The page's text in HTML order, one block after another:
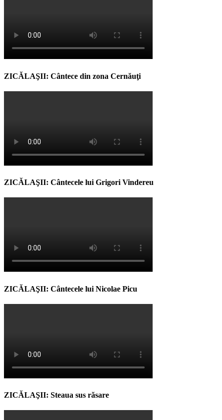
ZICĂLAŞII: Cântece din zona Cernăuţi
ZICĂLAŞII: Cântecele lui Grigori Vindereu
ZICĂLAŞII: Cântecele lui Nicolae Picu
ZICĂLAŞII: Steaua sus răsare